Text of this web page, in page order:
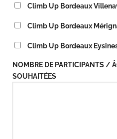
Climb Up Bordeaux
Climb Up Bordeaux
Climb Up Bordeaux
NOMBRE DE PARTICIPANTS /
SOUHAITÉES